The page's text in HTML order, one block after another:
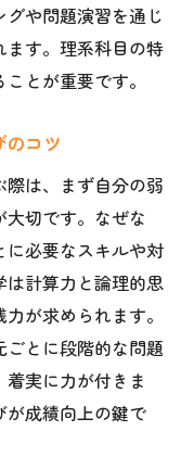
や問題演習を通じ
す。理系科目の特
とが重要です。
コツ
は、まず自分の弱
切です。なぜな
に必要なスキルや対
計算力と論理的思
が求められます。
とに段階的な問題
実に力が付きま
が成績向上の鍵で